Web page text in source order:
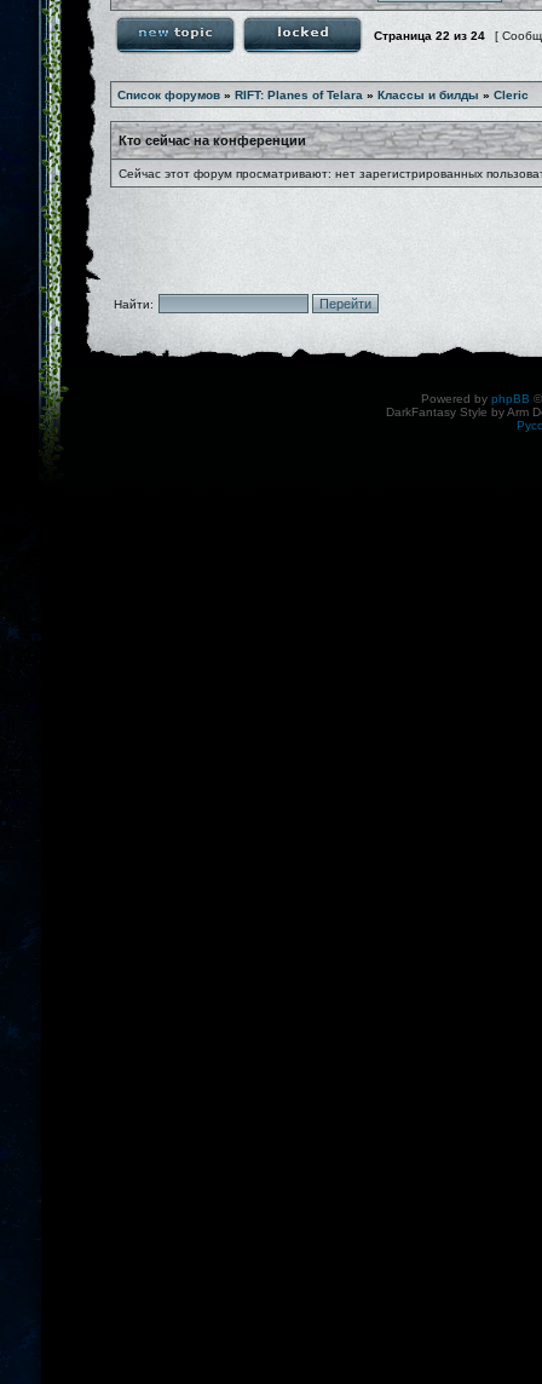
Страница 22 из 24 [
Список форумов » RIFT: Planes of Telara » Классы и билды » Cleric
Кто сейчас на конференции
Сейчас этот форум просматривают: нет зарегистрированных
Найти:
Powered by phpBB
DarkFantasy Style by Arm